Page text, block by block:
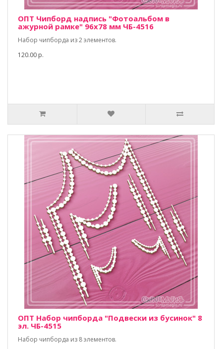
ОПТ Чипборд надпись "Фотоальбом в
ажурной рамке" 96х78 мм ЧБ-4516
Набор чипборда из 2 элементов.
120.00 р.
ОПТ Набор чипборда "Подвески из бусинок" 8
эл. ЧБ-4515
Набор чипборда из 8 элементов.